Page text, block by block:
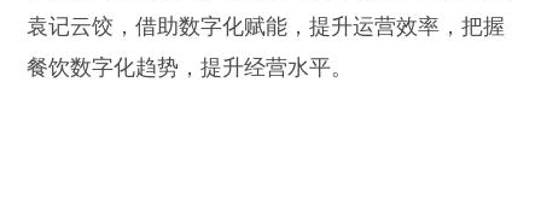
袁记云饺，借助数字化赋能，提升运营效率，把握
餐饮数字化趋势，提升经营水平。